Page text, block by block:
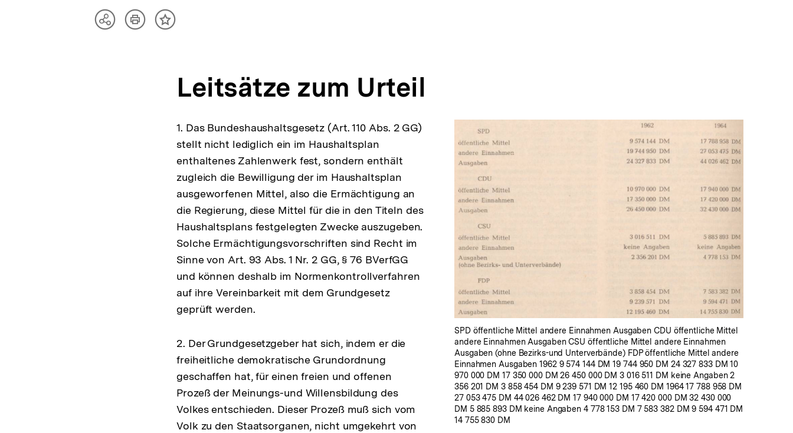
TeilenArtikelInhalt
Leitsätze zum Urteil
Lightbox
öffnen
SPD öffentliche Mittel andere Einnahmen Ausgaben CDU öffentliche Mittel
andere Einnahmen Ausgaben CSU öffentliche Mittel andere Einnahmen
Ausgaben (ohne Bezirks-und Unterverbände) FDP öffentliche Mittel andere
Einnahmen Ausgaben 1962 9 574 144 DM 19 744 950 DM 24 327 833 DM 10
970 000 DM 17 350 000 DM 26 450 000 DM 3 016 511 DM keine Angaben 2
356 201 DM 3 858 454 DM 9 239 571 DM 12 195 460 DM 1964 17 788 958 DM
27 053 475 DM 44 026 462 DM 17 940 000 DM 17 420 000 DM 32 430 000
DM 5 885 893 DM keine Angaben 4 778 153 DM 7 583 382 DM 9 594 471 DM
14 755 830 DM
1. Das Bundeshaushaltsgesetz (Art. 110 Abs. 2 GG)
stellt nicht lediglich ein im Haushaltsplan
enthaltenes Zahlenwerk fest, sondern enthält
zugleich die Bewilligung der im Haushaltsplan
ausgeworfenen Mittel, also die Ermächtigung an
die Regierung, diese Mittel für die in den Titeln des
Haushaltsplans festgelegten Zwecke auszugeben.
Solche Ermächtigungsvorschriften sind Recht im
Sinne von Art. 93 Abs. 1 Nr. 2 GG, § 76 BVerfGG
und können deshalb im Normenkontrollverfahren
auf ihre Vereinbarkeit mit dem Grundgesetz
geprüft werden.
2. Der Grundgesetzgeber hat sich, indem er die
freiheitliche demokratische Grundordnung
geschaffen hat, für einen freien und offenen
Prozeß der Meinungs-und Willensbildung des
Volkes entschieden. Dieser Prozeß muß sich vom
Volk zu den Staatsorganen, nicht umgekehrt von